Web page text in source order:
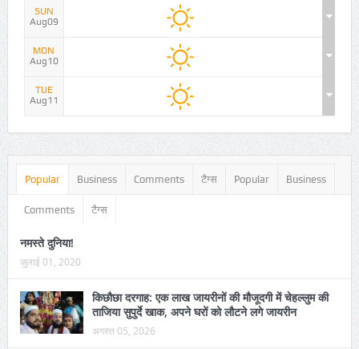
SUN
Aug09
MON
Aug10
TUE
Aug11
Popular Business Comments टैग्स Popular Business
Comments टैग्स
नमस्ते दुनिया!
जुलाई 01, 2020
किछौछा दरगाह: एक लाख जायरीनों की मौजूदगी में चेहल्लुम की
ताजिया सुपुर्दे खाक, अपने घरों को लौटने लगे जायरीन
अगस्त 05, 2026